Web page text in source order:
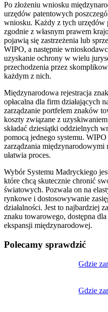
Po złożeniu wniosku
urzędów patentowych
wniosku. Każdy z tych urzędów
zgodnie z własnym prawem
pojawią się zastrzeżenia lub
WIPO, a następnie
uzyskanie ochrony w wielu
przechodzenia przez
każdym z nich.
Międzynarodowa rejestracja
opłacalna dla firm działających
zarządzanie portfelem znaków
koszty związane z
składać dziesiątki oddzielnych
pomocą jednego systemu.
zarządzania międzynarodowymi
ułatwia proces.
Wybór Systemu Madryckiego
które chcą skutecznie chronić
światowych. Pozwala on na
rynkowe i dostosowywanie
działalności. Jest to najbardziej
znaku towarowego, dostępna
ekspansji międzynarodowej.
Polecamy sprawdzić
Gdzie
Gdzie